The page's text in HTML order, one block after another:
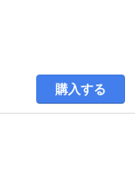
購入する